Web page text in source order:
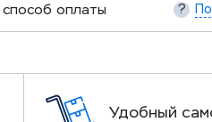
способ оплаты ?
Удобный